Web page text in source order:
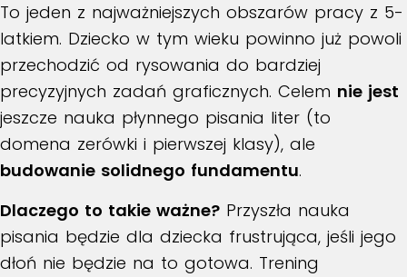
To jeden z najważniejszych obszarów pracy z 5-
latkiem. Dziecko w tym wieku powinno już powoli
przechodzić od rysowania do bardziej
precyzyjnych zadań graficznych. Celem nie jest
jeszcze nauka płynnego pisania liter (to
domena zerówki i pierwszej klasy), ale
budowanie solidnego fundamentu.
Dlaczego to takie ważne? Przyszła nauka
pisania będzie dla dziecka frustrująca, jeśli jego
dłoń nie będzie na to gotowa. Trening